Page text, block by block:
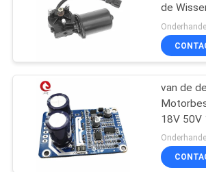
NIEUWS
VRAAG
EEN
OFFERTE
Brushless
gelijkstroom-
Waterpomp
Hybride
de
van de de
18V 50V
Motor